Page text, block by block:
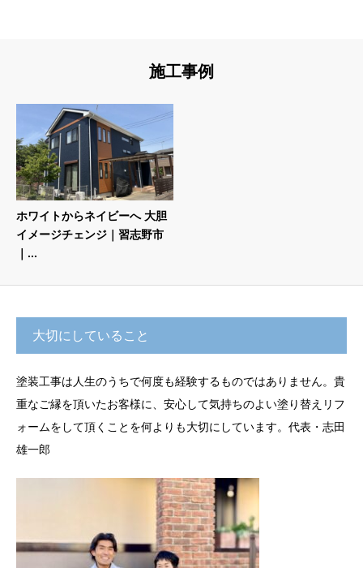
施工事例
ホワイトからネイビーへ 大胆
イメージチェンジ｜習志野市
｜...
大切にしていること
塗装工事は人生のうちで何度も経験するものではありません。貴
重なご縁を頂いたお客様に、安心して気持ちのよい塗り替えリフ
ォームをして頂くことを何よりも大切にしています。代表・志田
雄一郎